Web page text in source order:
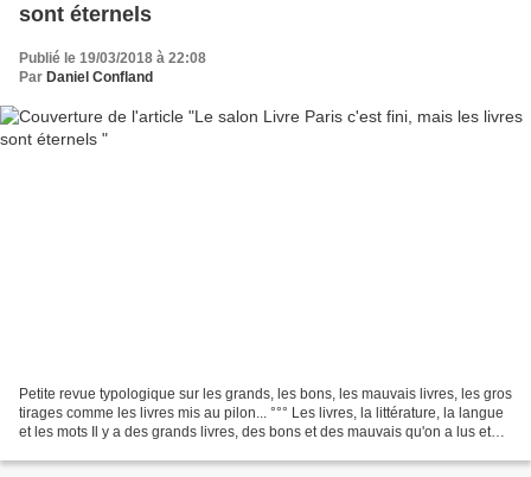
sont éternels
Publié le 19/03/2018 à 22:08
Par Daniel Confland
Petite revue typologique sur les grands, les bons, les mauvais livres, les gros
tirages comme les livres mis au pilon... °°° Les livres, la littérature, la langue
et les mots Il y a des grands livres, des bons et des mauvais qu'on a lus et